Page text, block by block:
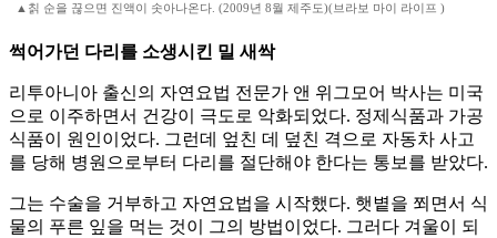
▲칡 순을 끊으면 진액이 솟아나온다. (2009년 8월 제주도)(브라보 마이 라이프 )
썩어가던 다리를 소생시킨 밀 새싹
리투아니아 출신의 자연요법 전문가 앤 위그모어 박사는 미국
으로 이주하면서 건강이 극도로 악화되었다. 정제식품과 가공
식품이 원인이었다. 그런데 엎친 데 덮친 격으로 자동차 사고
를 당해 병원으로부터 다리를 절단해야 한다는 통보를 받았다.
그는 수술을 거부하고 자연요법을 시작했다. 햇볕을 쬐면서 식
물의 푸른 잎을 먹는 것이 그의 방법이었다. 그러다 겨울이 되